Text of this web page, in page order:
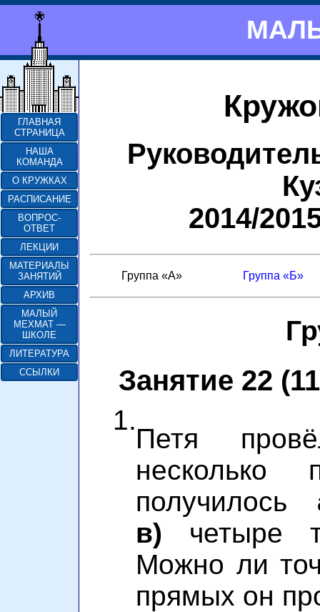
ГЛАВНАЯ
СТРАНИЦА
НАША
КОМАНДА
О КРУЖКАХ
РАСПИСАНИЕ
ВОПРОС-
ОТВЕТ
ЛЕКЦИИ
МАТЕРИАЛЫ
ЗАНЯТИЙ
АРХИВ
МАЛЫЙ
МЕХМАТ —
ШКОЛЕ
ЛИТЕРАТУРА
ССЫЛКИ
2014/
Группа «А» Группа «Б»
Занятие 22
1.
Петя
получилось
в) четыре
Можно ли
прямых он